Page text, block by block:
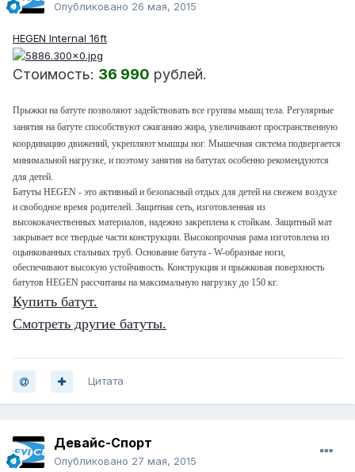
Опубликовано 26 мая, 2015
HEGEN Internal 16ft
Стоимость: 36 990 рублей.
Прыжки на батуте позволяют задействовать все группы мышц тела. Регулярные
занятия на батуте способствуют сжиганию жира, увеличивают пространственную
координацию движений, укрепляют мышцы ног. Мышечная система подвергается
минимальной нагрузке, и поэтому занятия на батутах особенно рекомендуются
для детей.
Батуты HEGEN - это активный и безопасный отдых для детей на свежем воздухе
и свободное время родителей. Защитная сеть, изготовленная из
высококачественных материалов, надежно закреплена к стойкам. Защитный мат
закрывает все твердые части конструкции. Высокопрочная рама изготовлена из
оцынкованных стальных труб. Основание батута - W-образные ноги,
обеспечивают высокую устойчивость. Конструкция и прыжковая поверхность
батутов HEGEN рассчитаны на максимальную нагрузку до 150 кг.
Купить батут.
Смотреть другие батуты.
Цитата
Девайс-Спорт
Опубликовано 27 мая, 2015